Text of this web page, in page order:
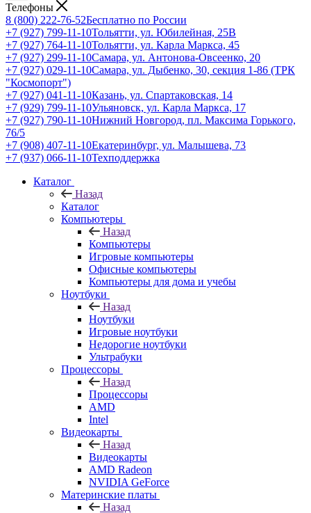
Телефоны
8 (800) 222-76-52Бесплатно по России
+7 (927) 799-11-10Тольятти, ул. Юбилейная, 25В
+7 (927) 764-11-10Тольятти, ул. Карла Маркса, 45
+7 (927) 299-11-10Самара, ул. Антонова-Овсеенко, 20
+7 (927) 029-11-10Самара, ул. Дыбенко, 30, секция 1-86 (ТРК
"Космопорт")
+7 (927) 041-11-10Казань, ул. Спартаковская, 14
+7 (929) 799-11-10Ульяновск, ул. Карла Маркса, 17
+7 (927) 790-11-10Нижний Новгород, пл. Максима Горького,
76/5
+7 (908) 407-11-10Екатеринбург, ул. Малышева, 73
+7 (937) 066-11-10Техподдержка
Каталог
Назад
Каталог
Компьютеры
Назад
Компьютеры
Игровые компьютеры
Офисные компьютеры
Компьютеры для дома и учебы
Ноутбуки
Назад
Ноутбуки
Игровые ноутбуки
Недорогие ноутбуки
Ультрабуки
Процессоры
Назад
Процессоры
AMD
Intel
Видеокарты
Назад
Видеокарты
AMD Radeon
NVIDIA GeForce
Материнские платы
Назад